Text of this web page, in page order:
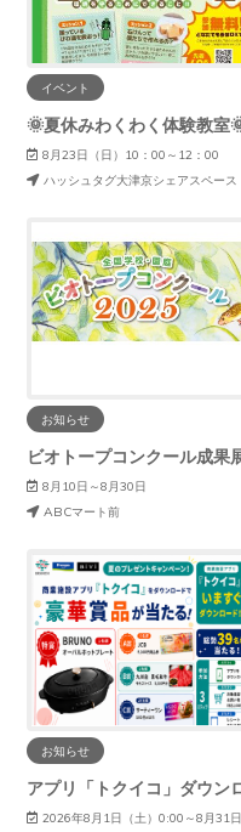
イベント
8月23日（日）10：00～12：00
ハッシュタグ大津京シェアスペース
お知らせ
ビオトープコンクール成果
8月10日～8月30日
ABCマート前
お知らせ
2026年8月1日（土）0:00～8月31日（月）